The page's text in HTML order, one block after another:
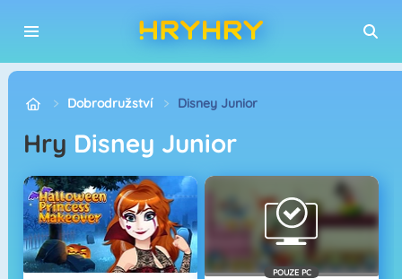
Dobrodružství Disney Junior
Hry Disney Junior
POUZE PC